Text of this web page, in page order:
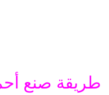
طريقة صنع